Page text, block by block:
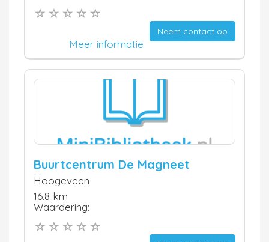
Neem contact op
Meer informatie
Buurtcentrum De Magneet
Hoogeveen
16.8 km
Waardering: